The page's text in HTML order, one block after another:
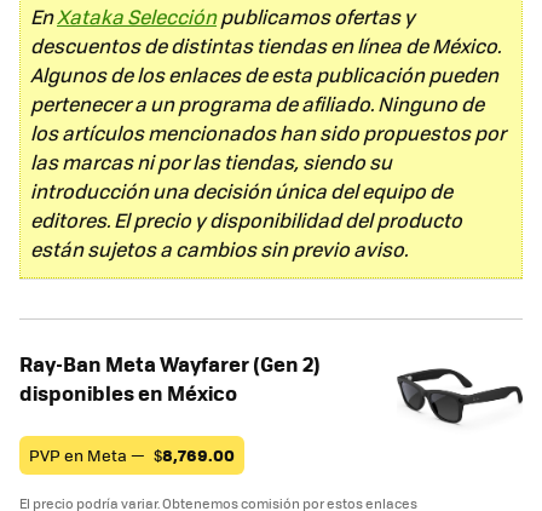
EnXataka Selecciónpublicamos ofertas y
descuentos de distintas tiendas en línea de México.
Algunos de los enlaces de esta publicación pueden
pertenecer a un programa de afiliado. Ninguno de
los artículos mencionados han sido propuestos por
las marcas ni por las tiendas, siendo su
introducción una decisión única del equipo de
editores. El precio y disponibilidad del producto
están sujetos a cambios sin previo aviso.
Ray-Ban Meta Wayfarer (Gen 2)
disponibles en México
PVP en Meta — $8,769.00
El precio podría variar. Obtenemos comisión por estos enlaces